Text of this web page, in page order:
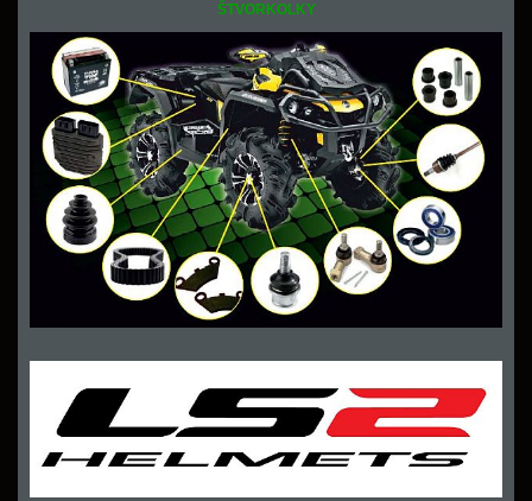
ŠTVORKOLKY